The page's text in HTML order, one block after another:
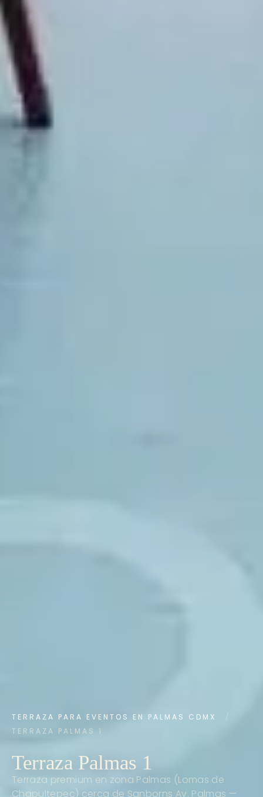
TERRAZA PARA EVENTOS EN PALMAS CDMX
/
TERRAZA PALMAS 1
Terraza Palmas 1
Terraza premium en zona Palmas (Lomas de
Chapultepec) cerca de Sanborns Av. Palmas —